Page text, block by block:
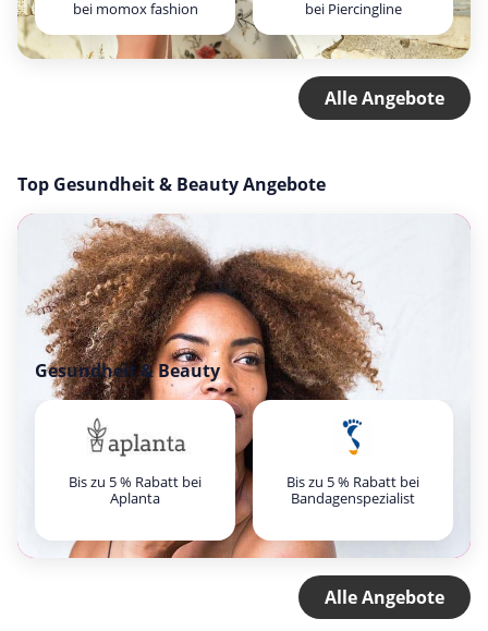
bei momox fashion
bei Piercingline
Alle Angebote
Top Gesundheit & Beauty Angebote
Gesundheit & Beauty
Bis zu 5 % Rabatt bei
Aplanta
Bis zu 5 % Rabatt bei
Bandagenspezialist
Alle Angebote